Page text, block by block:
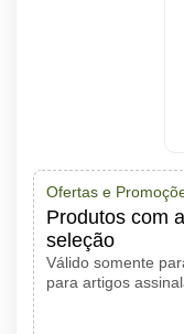
Ofertas e
Produtos com
seleção
Válido somente
para artigos